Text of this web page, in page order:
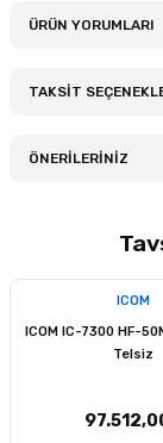
ÜRÜN YORUMLARI
TAKSİT
ÖNERİLERİNİZ
Bu ürünün fiyat
konularda
kullanarak
Görüş ve
Ürün resmi
Ürün
ICOM
ICOM IC-7300 HF-
Telsiz